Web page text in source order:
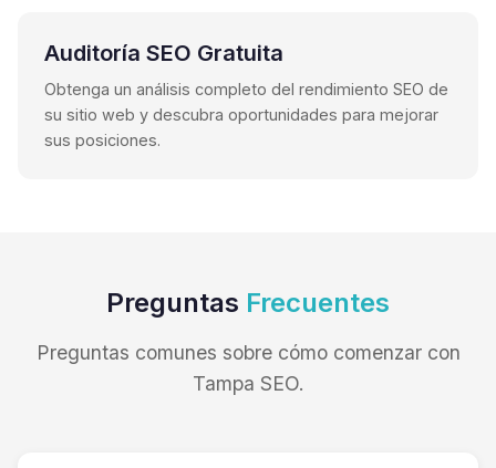
Auditoría SEO Gratuita
Obtenga un análisis completo del rendimiento SEO de
su sitio web y descubra oportunidades para mejorar
sus posiciones.
Preguntas Frecuentes
Preguntas comunes sobre cómo comenzar con
Tampa SEO.